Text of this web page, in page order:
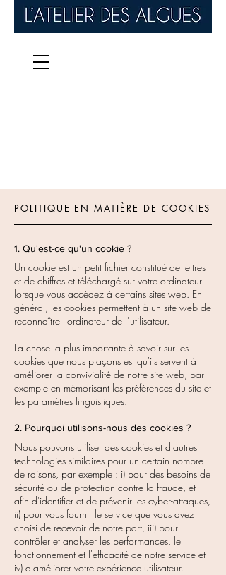
POLITIQUE EN MATIÈRE DE COOKIES
1. Qu'est-ce qu'un cookie ?
Un cookie est un petit fichier constitué de lettres
et de chiffres et téléchargé sur votre ordinateur
lorsque vous accédez à certains sites web. En
général, les cookies permettent à un site web de
reconnaître l'ordinateur de l’utilisateur.
La chose la plus importante à savoir sur les
cookies que nous plaçons est qu'ils servent à
améliorer la convivialité de notre site web, par
exemple en mémorisant les préférences du site et
les paramètres linguistiques.
2. Pourquoi utilisons-nous des cookies ?
Nous pouvons utiliser des cookies et d'autres
technologies similaires pour un certain nombre
de raisons, par exemple : i) pour des besoins de
sécurité ou de protection contre la fraude, et
afin d'identifier et de prévenir les cyber-attaques,
ii) pour vous fournir le service que vous avez
choisi de recevoir de notre part, iii) pour
contrôler et analyser les performances, le
fonctionnement et l'efficacité de notre service et
iv) d'améliorer votre expérience utilisateur.